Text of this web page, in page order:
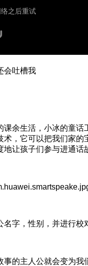
吐槽我
课余生活，小冰的童话
术，它可以把我们家的
地让孩子们参与进通话
字，性别，并进行校
的主人公就会变为我